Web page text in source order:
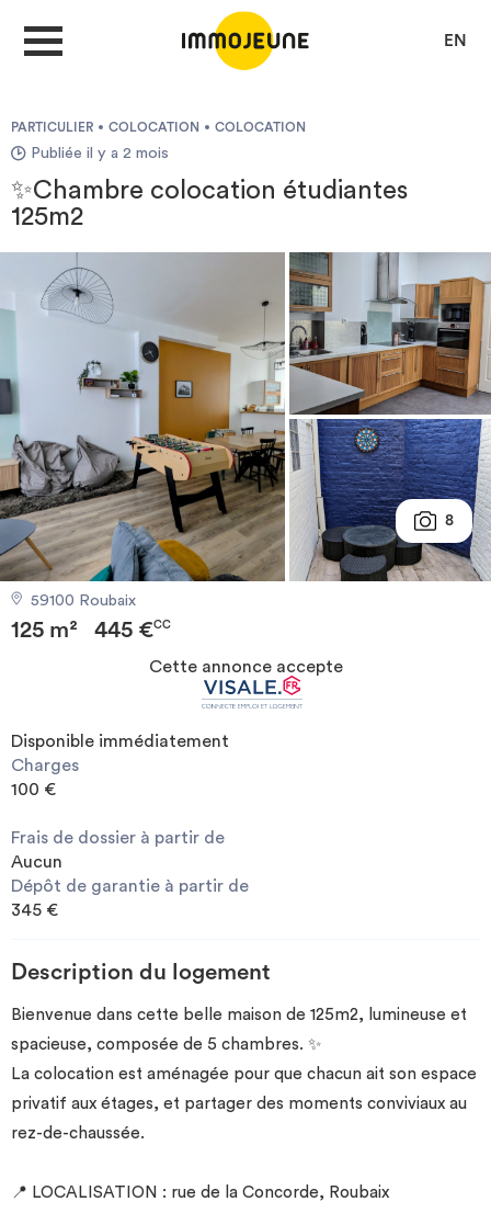
EN
Je cherche un logement
Je propose un bien
Villes
Investir
Blog
PARTICULIER COLOCATION COLOCATION
Publiée il y a 2 mois
✨Chambre colocation étudiantes
125m2
8
59100 Roubaix
125 m² 445 €CC
Cette annonce accepte
Disponible immédiatement
Charges
100 €
Frais de dossier à partir de
Aucun
Dépôt de garantie à partir de
345 €
Description du logement
Bienvenue dans cette belle maison de 125m2, lumineuse et
spacieuse, composée de 5 chambres. ✨
La colocation est aménagée pour que chacun ait son espace
privatif aux étages, et partager des moments conviviaux au
rez-de-chaussée.
📍 LOCALISATION : rue de la Concorde, Roubaix